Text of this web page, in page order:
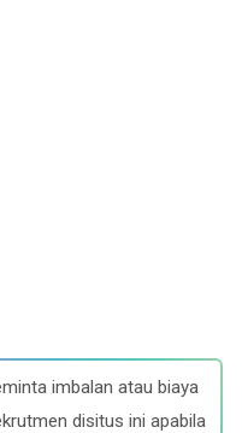
imbalan atau biaya
disitus ini apabila